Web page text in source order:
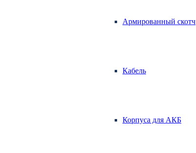
Армированный скотч
Кабель
Корпуса для АКБ